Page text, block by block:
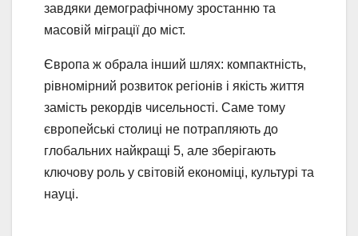
завдяки демографічному зростанню та
масовій міграції до міст.
Європа ж обрала інший шлях: компактність,
рівномірний розвиток регіонів і якість життя
замість рекордів чисельності. Саме тому
європейські столиці не потрапляють до
глобальних найкращі 5, але зберігають
ключову роль у світовій економіці, культурі та
науці.